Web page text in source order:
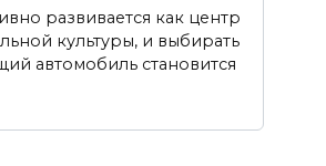
развивается как центр
культуры, и выбирать
автомобиль становится